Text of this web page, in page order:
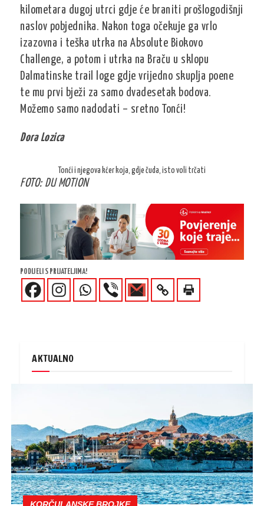
kilometara dugoj utrci gdje će braniti prošlogodišnji
naslov pobjednika. Nakon toga očekuje ga vrlo
izazovna i teška utrka na Absolute Biokovo
Challenge, a potom i utrka na Braču u sklopu
Dalmatinske trail loge gdje vrijedno skuplja poene
te mu prvi bježi za samo dvadesetak bodova.
Možemo samo nadodati – sretno Tonći!
Dora Lozica
Tonći i njegova kćer koja, gdje čuda, isto voli trčati
FOTO: DU MOTION
PODIJELI S PRIJATELJIMA!
AKTUALNO